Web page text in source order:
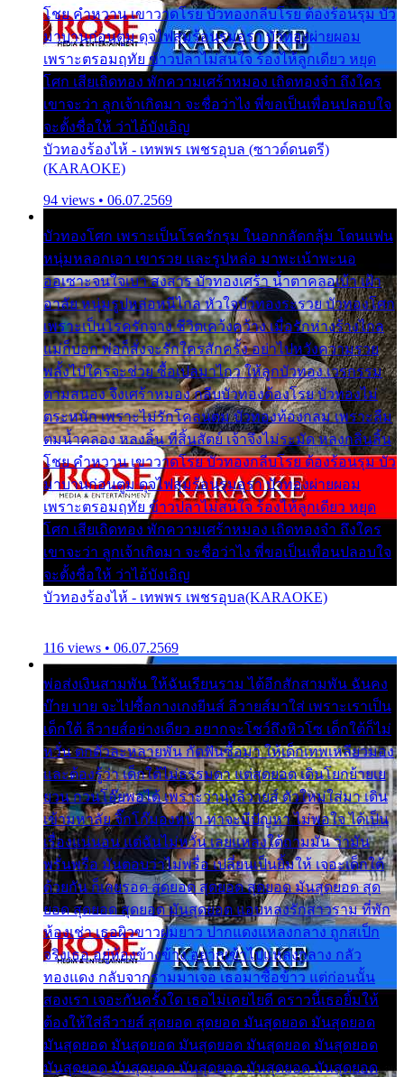
โชย คำหวาน เขาวาดโรย บัวทองกลีบโรย ต้องร้อนรุม บัว
มาบานก่อนตูม ดุจไฟสุมร้อนรุมอุรา บัวทองผ่ายผอม
เพราะตรอมฤทัย ข้าวปลาไม่สนใจ ร้องไห้ลูกเดียว หยุด
โศก เสียเถิดทอง พักความเศร้าหมอง เถิดทองจ๋า ถึงใคร
เขาจะว่า ลูกเจ้าเกิดมา จะชื่อว่าไง พี่ขอเป็นเพื่อนปลอบใจ
จะตั้งชื่อให้ ว่าไอ้บังเอิญ
บัวทองร้องไห้ - เทพพร เพชรอุบล (ซาวด์ดนตรี)
(KARAOKE)
94 views • 06.07.2569
บัวทองโศก เพราะเป็นโรครักรุม ในอกกลัดกลุ้ม โดนแฟน
หนุ่มหลอกเอา เขารวย และรูปหล่อ มาพะเน้าพะนอ
ออเซาะจนใจเบา สงสาร บัวทองเศร้า น้ำตาคลอเบ้า เฝ้า
อาลัย หนุ่มรูปหล่อหนีไกล หัวใจบัวทองระรวย บัวทองโศก
เพราะเป็นโรครักจาง ชีวิตเคว้งคว้าง เมื่อรักห่างร้างไกล
แม่ก็บอก พ่อก็สั่งจะรักใครสักครั้ง อย่าไปหวังความรวย
พลั้งไปใครจะช่วย ซื้อเปลมาไกว ให้ลูกบัวทอง เวรกรรม
ตามสนอง จึงเศร้าหมอง กลีบบัวทองต้องโรย บัวทองไม่
ตระหนัก เพราะไม่รักโคลนตม บัวทองท้องกลม เพราะลืม
ตมน้ำคลอง หลงลิ้น ที่สิ้นสัตย์ เจ้าจึงไม่ระมัด หลงกลิ่นลิ้น
โชย คำหวาน เขาวาดโรย บัวทองกลีบโรย ต้องร้อนรุม บัว
มาบานก่อนตูม ดุจไฟสุมร้อนรุมอุรา บัวทองผ่ายผอม
เพราะตรอมฤทัย ข้าวปลาไม่สนใจ ร้องไห้ลูกเดียว หยุด
โศก เสียเถิดทอง พักความเศร้าหมอง เถิดทองจ๋า ถึงใคร
เขาจะว่า ลูกเจ้าเกิดมา จะชื่อว่าไง พี่ขอเป็นเพื่อนปลอบใจ
จะตั้งชื่อให้ ว่าไอ้บังเอิญ
บัวทองร้องไห้ - เทพพร เพชรอุบล(KARAOKE)
116 views • 06.07.2569
พ่อส่งเงินสามพัน ให้ฉันเรียนราม ได้อีกสักสามพัน ฉันคง
บ๊าย บาย จะไปซื้อกางเกงยีนส์ ลีวายส์มาใส่ เพราะเราเป็น
เด็กใต้ ลีวายส์อย่างเดียว อยากจะโชว์ถึงหิวโซ เด็กใต้ก็ไม่
หวั่น ตกตัวละหลายพัน กัดฟันซื้อมา ให้เด็กเทพเหลียวมอง
และต้องรู้ว่า เด็กใต้ไม่ธรรมดา แต่สุดยอด เดินโยกย้ายเย
ยวน กวนโอ๊ยพอได้ เพราะว่านุ่งลีวายส์ ตัวใหม่ใส่มา เดิน
เข้ามหาลัย จิ๊กโก๊มองหน้า ท่าจะมีปัญหา ไม่พอใจ ได้เป็น
เรื่องแน่นอน แต่ฉันไม่หวั่น เลยแหลงใต้ถามมัน ว่ามัน
พรั่นพรือ มันตอบว่าไม่พรื่อ เปลี่ยนเป็นยิ้มให้ เจอะเด็กใต้
ด้วยกัน ก็เลยรอด สุดยอด สุดยอด สุดยอด มันสุดยอด สุด
ยอด สุดยอด สุดยอด มันสุดยอด แอบหลงรักสาวราม ที่พัก
ห้องเช่า เธอผิวขาวผมยาว ปากแดงแหลงกลาง ถูกสเป็ก
จริงเธอ อยู่ห้องข้างข้าง อยากเข้าไปแหลงกลาง กลัว
ทองแดง กลับจากรามมาเจอ เธอมาซื้อข้าว แต่ก่อนนั้น
สองเรา เจอะกันครั้งใด เธอไม่เคยไยดี คราวนี้เธอยิ้มให้
ต้องให้ใส่ลีวายส์ สุดยอด สุดยอด มันสุดยอด มันสุดยอด
มันสุดยอด มันสุดยอด มันสุดยอด มันสุดยอด มันสุดยอด
มันสุดยอด มันสุดยอด มันสุดยอด มันสุดยอด มันสุดยอด